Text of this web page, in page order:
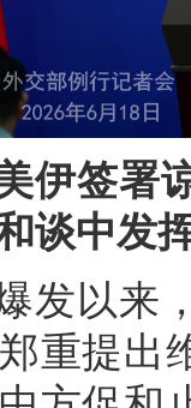
伊签署
谈中发
发以来
重提出